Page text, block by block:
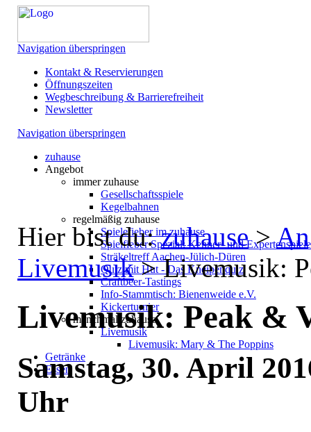
Navigation überspringen
Kontakt & Reservierungen
Öffnungszeiten
Wegbeschreibung & Barrierefreiheit
Newsletter
Navigation überspringen
zuhause
Angebot
immer zuhause
Gesellschaftsspiele
Kegelbahnen
regelmäßig zuhause
Spielefieber im zuhause
Spielfieber Spezial: Kenner- und
Sträkeltreff Aachen-Jülich-Düren
Quiz mit Hut - Das Kneipenquiz
Craftbeer-Tastings
Info-Stammtisch: Bienenweide e.V.
Kickerturnier
manchmal zuhause
Livemusik
Livemusik: Mary & The Poppins
Getränke
Essen
Hier bist du:zuhause>
Livemusik>Livemusik:
Livemusik: Peak &
Samstag, 30. April
Uhr